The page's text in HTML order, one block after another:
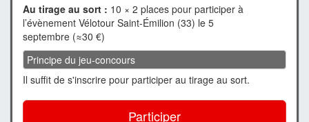
Au tirage au sort : 10 × 2 places pour participer à
l’évènement Vélotour Saint-Émilion (33) le 5
septembre (≈30 €)
Principe du jeu-concours
Il suffit de s'inscrire pour participer au tirage au sort.
Participer